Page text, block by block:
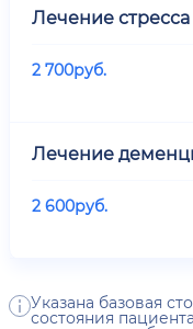
Лечение стресса
2 700руб.
Лечение
2 600руб.
Указана базовая
состояния